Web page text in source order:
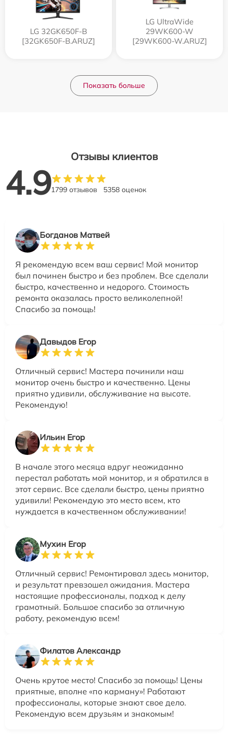
LG 32GK650F-B
[32GK650F-B.ARUZ]
LG UltraWide
29WK600-W
[29WK600-W.ARUZ]
Показать больше
Отзывы клиентов
4.91799 отзывов 5358 оценок
Богданов Матвей
Я рекомендую всем ваш сервис! Мой монитор
был починен быстро и без проблем. Все сделали
быстро, качественно и недорого. Стоимость
ремонта оказалась просто великолепной!
Спасибо за помощь!
Давыдов Егор
Отличный сервис! Мастера починили наш
монитор очень быстро и качественно. Цены
приятно удивили, обслуживание на высоте.
Рекомендую!
Ильин Егор
В начале этого месяца вдруг неожиданно
перестал работать мой монитор, и я обратился в
этот сервис. Все сделали быстро, цены приятно
удивили! Рекомендую это место всем, кто
нуждается в качественном обслуживании!
Мухин Егор
Отличный сервис! Ремонтировал здесь монитор,
и результат превзошел ожидания. Мастера
настоящие профессионалы, подход к делу
грамотный. Большое спасибо за отличную
работу, рекомендую всем!
Филатов Александр
Очень крутое место! Спасибо за помощь! Цены
приятные, вполне «по карману»! Работают
профессионалы, которые знают свое дело.
Рекомендую всем друзьям и знакомым!